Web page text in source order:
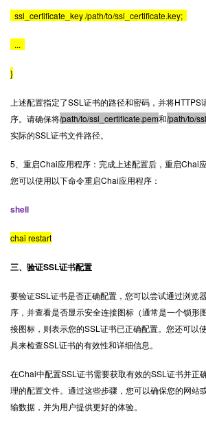
ssl_certificate_key /path/to/ssl_certificate.key;
...
}
上述配置指定了SSL证书的路径和密码，并将
序。请确保将/path/to/ssl_certificate.pem和/path/to/
实际的SSL证书文件路径。
5、重启Chai应用程序：完成上述配置后，重启Chai
您可以使用以下命令重启Chai应用程序：
shell
chai restart
三、验证SSL证书配置
要验证SSL证书是否正确配置，您可以尝试通过浏览
序，并查看是否显示安全连接图标（通常是一个锁形
接图标，则表示您的SSL证书已正确配置。您还可以
具来检查SSL证书的有效性和详细信息。
在Chai中配置SSL证书需要获取有效的SSL证书并正
理的配置文件。通过这些步骤，您可以确保您的网站
输数据，并为用户提供更好的体验。